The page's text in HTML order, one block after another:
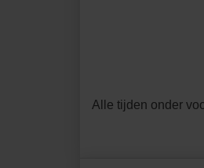
Alle tijden onder